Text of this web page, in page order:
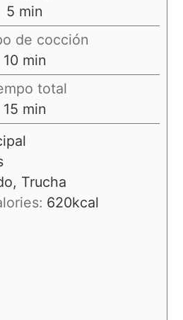
5 min
de cocción
10 min
total
15 min
Trucha
620kcal